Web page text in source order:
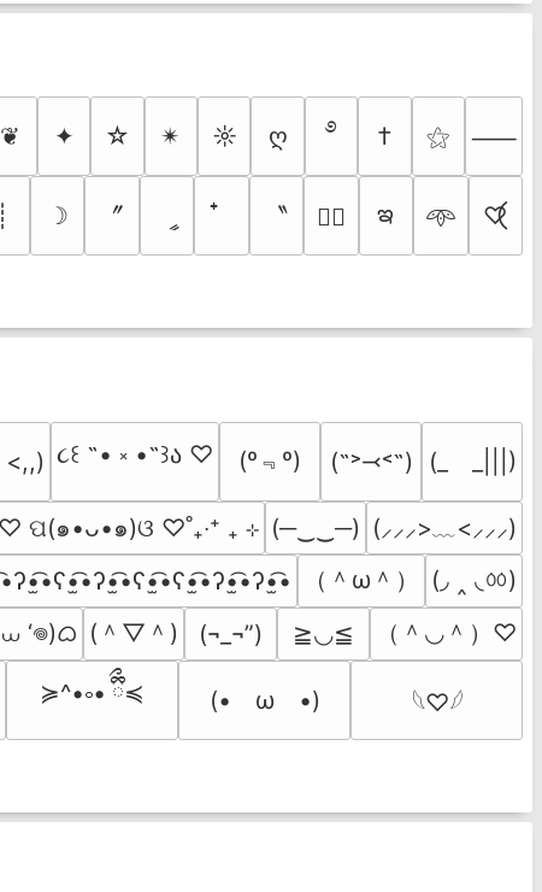
❦ ✦ ☆ ✴︎ ☼ ღ ࿔ † ⚝ ⸺
┊ ☽ 〞 〝 ♡⃕ ఇ 𖥸 ♡⃝
૮꒰ ˶• ༝ •˶꒱ა ♡ (º﹃º) (˶˃⤙˂˶) (_　_|||)
♡ ପ(๑•ᴗ•๑)ଓ ♡˚₊‧⁺ ₊ ⊹ (─‿‿─) (⸝⸝⸝>﹏<⸝⸝⸝)
（＾ω＾）
(◞ ‸ ◟ㆀ)
‘𖦹)ᜊ (＾▽＾) (¬_¬”) ≧◡≦ （＾◡＾）♡
≽^•༚• ྀིྀ≼ (•　ω　•) 𓆩♡𓆪